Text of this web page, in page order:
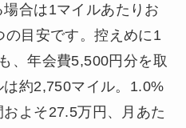
合は1マイルあたりお
目安です。控えめに1
、年会費5,500円分を取
は約2,750マイル。1.0%
よそ27.5万円、月あた